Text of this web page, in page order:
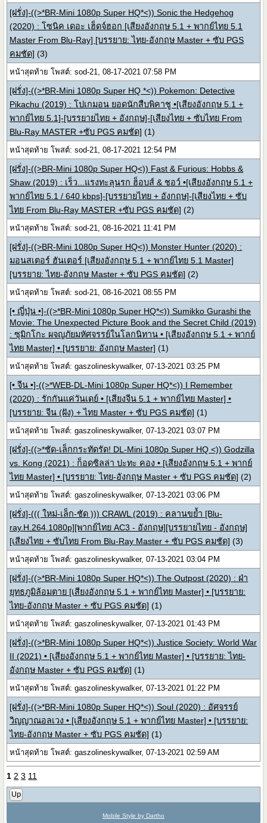
[ฝรั่ง]-((>*BR-Mini 1080p Super HQ*<)) Sonic the Hedgehog
(2020) : โซนิค เดอะ เฮ็ดจ์ฮอก [เสียงอังกฤษ 5.1 + พากย์ไทย 5.1
Master From Blu-Ray] [บรรยาย: ไทย-อังกฤษ Master + ซับ PGS
คมชัด] (3)
หน้าสุดท้าย โพสต์: sod-21, 08-17-2021 07:58 PM
[ฝรั่ง]-((>*BR-Mini 1080p Super HQ *<)) Pokemon: Detective
Pikachu (2019) : โปเกมอน ยอดนักสืบพิคาชู •[เสียงอังกฤษ 5.1 +
พากย์ไทย 5.1]-[บรรยายไทย + อังกฤษ]-[เสียงไทย + ซับไทย From
Blu-Ray MASTER +ซับ PGS คมชัด] (1)
หน้าสุดท้าย โพสต์: sod-21, 08-17-2021 12:54 PM
[ฝรั่ง]-((>BR-Mini 1080p Super HQ<)) Fast & Furious: Hobbs &
Shaw (2019) : เร็ว...แรงทะลุนรก ฮ็อบส์ & ชอว์ •[เสียงอังกฤษ 5.1 +
พากย์ไทย 5.1 / 640 kbps]-[บรรยายไทย + อังกฤษ]-[เสียงไทย + ซับ
ไทย From Blu-Ray MASTER +ซับ PGS คมชัด] (2)
หน้าสุดท้าย โพสต์: sod-21, 08-16-2021 11:41 PM
[ฝรั่ง]-((>BR-Mini 1080p Super HQ<)) Monster Hunter (2020) :
มอนสเตอร์ ฮันเตอร์ [เสียงอังกฤษ 5.1 + พากย์ไทย 5.1 Master]
[บรรยาย: ไทย-อังกฤษ Master + ซับ PGS คมชัด] (2)
หน้าสุดท้าย โพสต์: sod-21, 08-16-2021 08:55 PM
[• ญี่ปุ่น •]-((>*BR-Mini 1080p Super HQ*<)) Sumikko Gurashi the
Movie: The Unexpected Picture Book and the Secret Child (2019)
: ซุมิกโกะ ผจญภัยมหัศจรรย์ในโลกนิทาน • [เสียงอังกฤษ 5.1 + พากย์
ไทย Master] • [บรรยาย: อังกฤษ Master] (1)
หน้าสุดท้าย โพสต์: gaszolineskywalker, 07-13-2021 03:25 PM
[• จีน •]-((>*WEB-DL-Mini 1080p Super HQ*<)) I Remember
(2020) : รักกันแค่วันเดย์ • [เสียงจีน 5.1 + พากย์ไทย Master] •
[บรรยาย: จีน (ฝัง) + ไทย Master + ซับ PGS คมชัด] (1)
หน้าสุดท้าย โพสต์: gaszolineskywalker, 07-13-2021 03:07 PM
[ฝรั่ง]-((>*ชัด-เล็กกระทัดรัด! DL-Mini 1080p Super HQ <)) Godzilla
vs. Kong (2021) : ก็อดซิลล่า ปะทะ คอง • [เสียงอังกฤษ 5.1 + พากย์
ไทย Master] • [บรรยาย: ไทย-อังกฤษ Master + ซับ PGS คมชัด] (2)
หน้าสุดท้าย โพสต์: gaszolineskywalker, 07-13-2021 03:06 PM
[ฝรั่ง]-((( ใหม่-เล็ก-ชัด ))) CRAWL (2019) : คลานขย้ำ [Blu-
ray.H.264.1080p][พากย์ไทย AC3 - อังกฤษ][บรรยายไทย - อังกฤษ]
[เสียงไทย + ซับไทย From Blu-Ray Master + ซับ PGS คมชัด] (3)
หน้าสุดท้าย โพสต์: gaszolineskywalker, 07-13-2021 03:04 PM
[ฝรั่ง]-((>*BR-Mini 1080p Super HQ*<)) The Outpost (2020) : ฝ่า
ยุทธภูมิล้อมตาย [เสียงอังกฤษ 5.1 + พากย์ไทย Master] • [บรรยาย:
ไทย-อังกฤษ Master + ซับ PGS คมชัด] (1)
หน้าสุดท้าย โพสต์: gaszolineskywalker, 07-13-2021 01:43 PM
[ฝรั่ง]-((>*BR-Mini 1080p Super HQ*<)) Justice Society: World War
II (2021) • [เสียงอังกฤษ 5.1 + พากย์ไทย Master] • [บรรยาย: ไทย-
อังกฤษ Master + ซับ PGS คมชัด] (1)
หน้าสุดท้าย โพสต์: gaszolineskywalker, 07-13-2021 01:22 PM
[ฝรั่ง]-((>*BR-Mini 1080p Super HQ*<)) Soul (2020) : อัศจรรย์
วิญญาณอลเวง • [เสียงอังกฤษ 5.1 + พากย์ไทย Master] • [บรรยาย:
ไทย-อังกฤษ Master + ซับ PGS คมชัด] (1)
หน้าสุดท้าย โพสต์: gaszolineskywalker, 07-13-2021 02:59 AM
1 2 3 11
Up
Mobile Style by Dartho